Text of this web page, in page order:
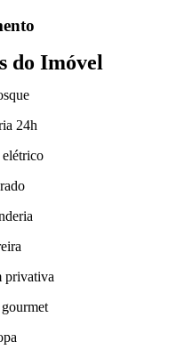
do Imóvel
24h
privativa